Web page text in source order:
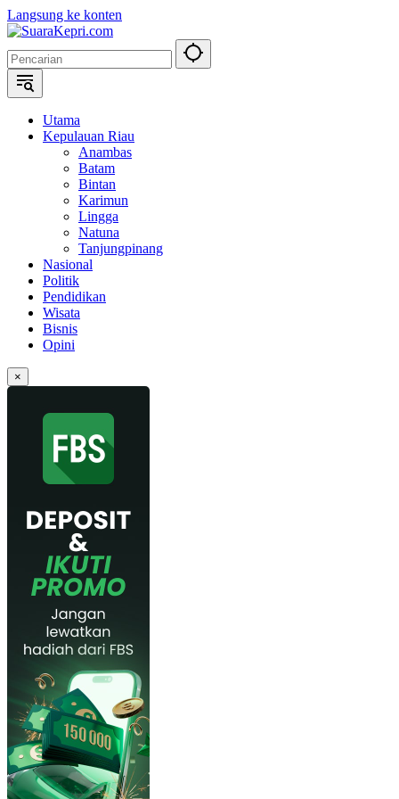
Langsung ke konten
Utama
Kepulauan Riau
Anambas
Batam
Bintan
Karimun
Lingga
Natuna
Tanjungpinang
Nasional
Politik
Pendidikan
Wisata
Bisnis
Opini
×